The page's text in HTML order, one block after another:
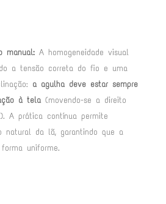
manual:A homogeneidade visual
a tensão correta do fio e uma
a agulha deve estar sempre
à tela(movendo-se a direito
. A prática contínua permite
natural da lã, garantindo que a
uniforme.